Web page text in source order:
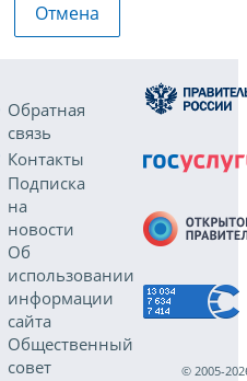
Отмена
Обратная
связь
Контакты
Подписка
на
новости
Об
использовании
информации
сайта
Общественный
совет
© 2005-